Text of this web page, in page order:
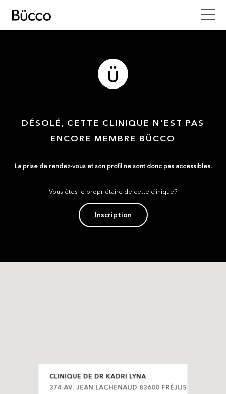
DÉSOLÉ, CETTE CLINIQUE N'EST PAS
ENCORE MEMBRE BÜCCO
La prise de rendez-vous et son profil ne sont donc pas accessibles.
Vous êtes le propriétaire de cette clinique?
Inscription
CLINIQUE DE DR KADRI LYNA
374 AV. JEAN LACHENAUD 83600 FRÉJUS